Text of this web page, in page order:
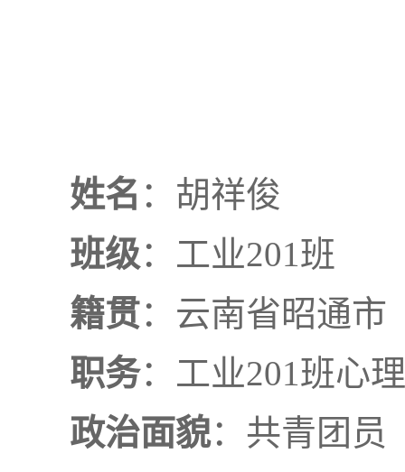
姓名 ： 胡祥俊
班级： 工业201班
籍贯： 云南省昭通市
职务： 工业201班心
政治面貌： 共青团员